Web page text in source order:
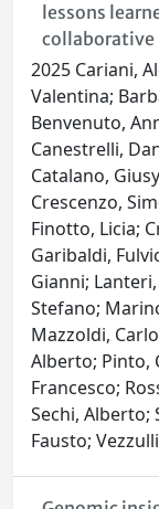
lessons
2025 Cariani,
Valentina;
Benvenuto,
Canestrelli,
Catalano,
Crescenzo,
Finotto, Licia;
Garibaldi,
Gianni;
Stefano;
Mazzoldi,
Alberto; Pinto,
Francesco;
Sechi, Alberto;
Fausto;